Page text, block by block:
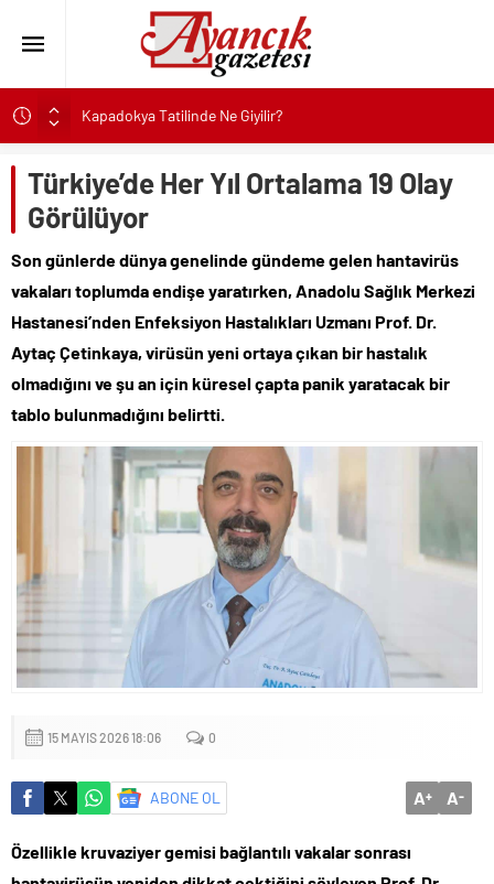
Kapadokya Tatilinde Ne Giyilir?
Büyükakın’dan İzmit’in geleceğine yakın takip
Didim Belediyesi’nden Kent Genelinde Yol Bakım ve Onarım
Çalışması
Hastalıktan Ari İşletmelerde Yeni Model Ele Alındı
Kaykay Şampiyonasının Kalbi Osmangazi’de Attı
Didim Belediyesi Üretiyor, Didim Güzelleşiyor
Üsküdar’da Açık Hava Sinema Günleri Nostalji Dolu
Klasiklerle Devam Ediyor
Başkan Çerçioğlu’nun Sağlık Yatırımlarından Her Gün
Yüzlerce Vatandaş Faydalanıyor
Sinop’ta Denize Girilecek 3 Mükemmel Yer
Maltese Terrier İlk Kez Köpek Sahiplenecekler İçin Uygun
Türkiye’de Her Yıl Ortalama 19 Olay
Görülüyor
Son günlerde dünya genelinde gündeme gelen hantavirüs
vakaları toplumda endişe yaratırken, Anadolu Sağlık Merkezi
Hastanesi’nden Enfeksiyon Hastalıkları Uzmanı Prof. Dr.
Aytaç Çetinkaya, virüsün yeni ortaya çıkan bir hastalık
olmadığını ve şu an için küresel çapta panik yaratacak bir
tablo bulunmadığını belirtti.
15 MAYIS 2026 18:06 0
ABONE OL A+ A-
Özellikle kruvaziyer gemisi bağlantılı vakalar sonrası